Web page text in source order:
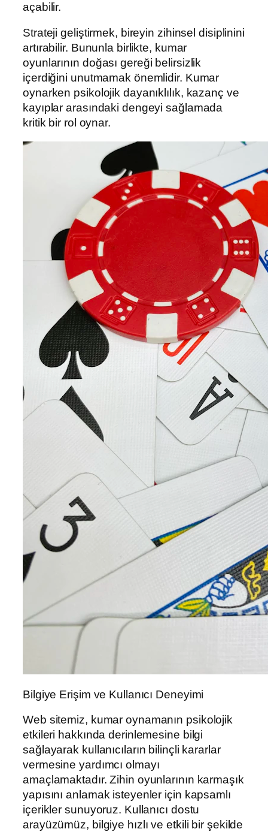
açabilir.
Strateji geliştirmek, bireyin zihinsel disiplinini
artırabilir. Bununla birlikte, kumar
oyunlarının doğası gereği belirsizlik
içerdiğini unutmamak önemlidir. Kumar
oynarken psikolojik dayanıklılık, kazanç ve
kayıplar arasındaki dengeyi sağlamada
kritik bir rol oynar.
Bilgiye Erişim ve Kullanıcı Deneyimi
Web sitemiz, kumar oynamanın psikolojik
etkileri hakkında derinlemesine bilgi
sağlayarak kullanıcıların bilinçli kararlar
vermesine yardımcı olmayı
amaçlamaktadır. Zihin oyunlarının karmaşık
yapısını anlamak isteyenler için kapsamlı
içerikler sunuyoruz. Kullanıcı dostu
arayüzümüz, bilgiye hızlı ve etkili bir şekilde